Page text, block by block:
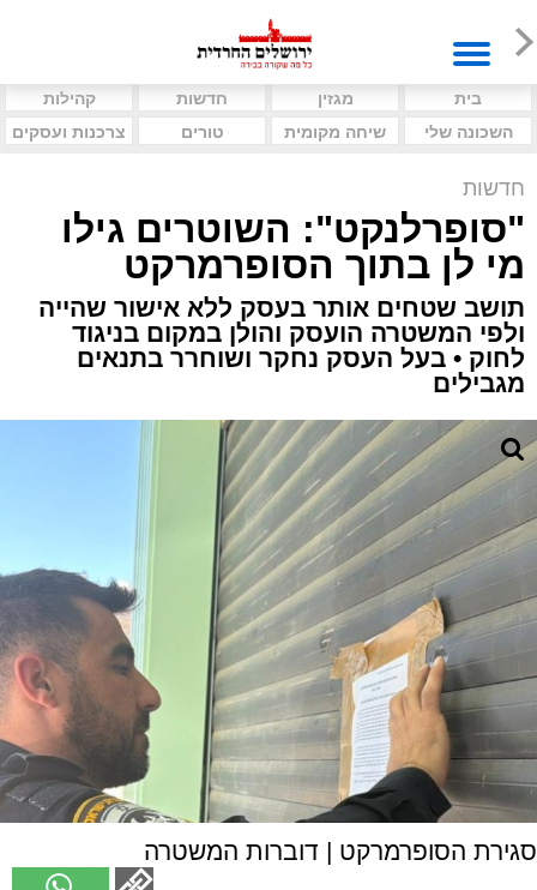
בית מגזין חדשות
קהילות
השכונה שלי
שיחה מקומית טורים צרכנות ועסקים
חדשות
"סופרלנקט": השוטרים גילו
מי לן בתוך הסופרמרקט
תושב שטחים אותר בעסק ללא אישור שהייה
ולפי המשטרה הועסק והולן במקום בניגוד
לחוק • בעל העסק נחקר ושוחרר בתנאים
מגבילים
סגירת הסופרמרקט | דוברות המשטרה